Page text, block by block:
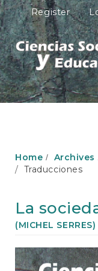
M
a
i
n
N
a
v
i
g
n
n
C
n
t
Register
Home Archives
Traducciones
La
(MICHEL SERRES)
Article